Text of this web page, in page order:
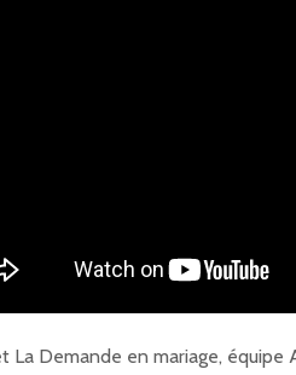
La Demande en mariage, équipe